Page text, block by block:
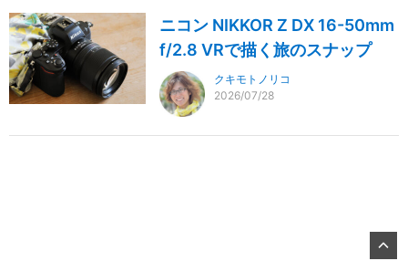
ニコン NIKKOR Z DX 16-50mm
f/2.8 VRで描く旅のスナップ
クキモトノリコ
2026/07/28